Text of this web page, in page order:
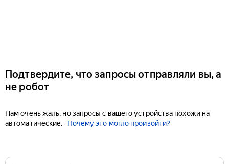
Подтвердите, что запросы отправляли вы, а
не робот
Нам очень жаль, но запросы с вашего устройства похожи на
автоматические.
Почему это могло произойти?